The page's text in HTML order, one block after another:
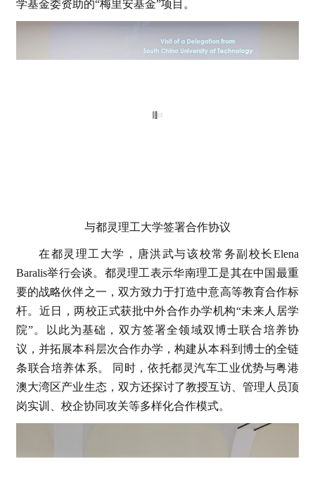
学基金委资助的“梅里安基金”项目。
与都灵理工大学签署合作协议
在都灵理工大学，唐洪武与该校常务副校长Elena
Baralis举行会谈。都灵理工表示华南理工是其在中国最重
要的战略伙伴之一，双方致力于打造中意高等教育合作标
杆。近日，两校正式获批中外合作办学机构“未来人居学
院”。以此为基础，双方签署全领域双博士联合培养协
议，并拓展本科层次合作办学，构建从本科到博士的全链
条联合培养体系。 同时，依托都灵汽车工业优势与粤港
澳大湾区产业生态，双方还探讨了教授互访、管理人员顶
岗实训、校企协同攻关等多样化合作模式。